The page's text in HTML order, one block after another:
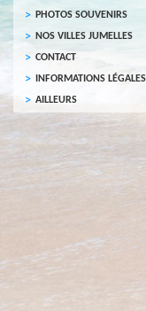
PHOTOS SOUVENIRS
NOS VILLES JUMELLES
CONTACT
INFORMATIONS LÉGALES
AILLEURS